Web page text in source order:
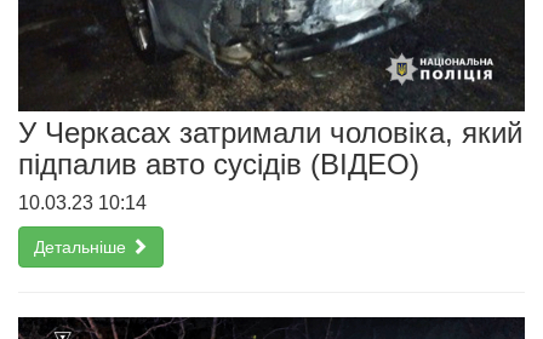
У Черкасах затримали чоловіка, який
підпалив авто сусідів (ВІДЕО)
10.03.23 10:14
Детальніше